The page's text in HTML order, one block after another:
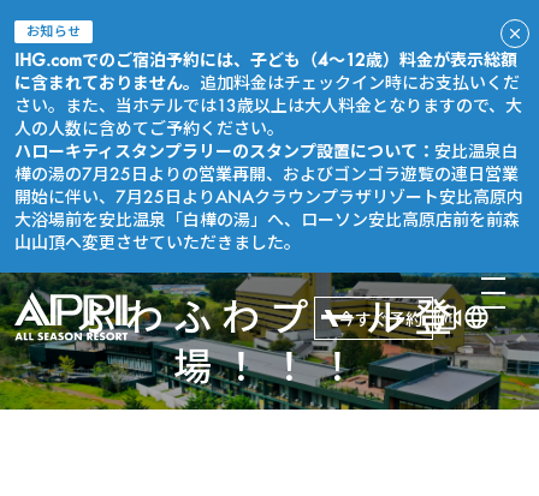
お知らせ
IHG.comでのご宿泊予約には、子ども（4～12歳）料金が表示総額
に含まれておりません。 追加料金はチェックイン時にお支払いくだ
さい。また、当ホテルでは13歳以上は大人料金となりますので、大
人の人数に含めてご予約ください。
ハローキティスタンプラリーのスタンプ設置について： 安比温泉白
樺の湯の7月25日よりの営業再開、およびゴンゴラ遊覧の連日営業
開始に伴い、7月25日よりANAクラウンプラザリゾート安比高原内
大浴場前を安比温泉「白樺の湯」へ、ローソン安比高原店前を前森
山山頂へ変更させていただきました。
今すぐ予約
ふわふわプール登
場！！！